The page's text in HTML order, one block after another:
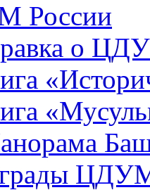
России
о